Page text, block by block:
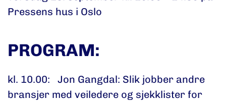
Pressens hus i Oslo
PROGRAM:
kl. 10.00: Jon Gangdal: Slik jobber andre
bransjer med veiledere og sjekklister for